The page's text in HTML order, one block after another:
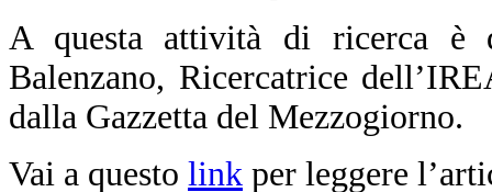
A questa attività di ricerca è
Balenzano, Ricercatrice
dalla Gazzetta del Mezzogiorno.
Vai a questo link per leggere